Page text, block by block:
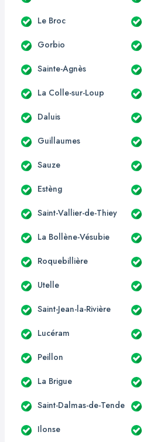
Le Broc
Gorbio
Sainte-Agnès
La Colle-sur-Loup
Daluis
Guillaumes
Sauze
Estèng
Saint-Vallier-de-Thiey
La Bollène-Vésubie
Roquebillière
Utelle
Saint-Jean-la-Rivière
Lucéram
Peillon
La Brigue
Saint-Dalmas-de-Tende
Ilonse